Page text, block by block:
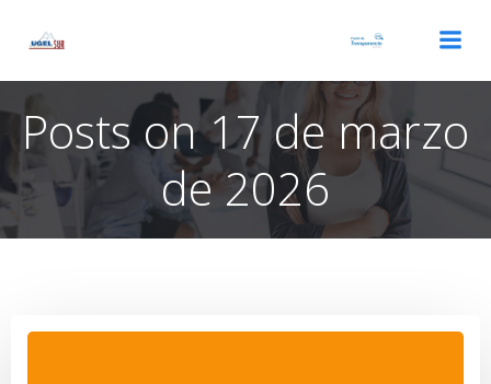
Posts on 17 de marzo
de 2026